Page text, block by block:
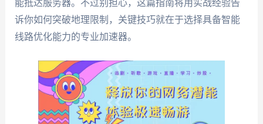
能抵达服务器。不过别担心，这篇指南将用实战经验告
诉你如何突破地理限制，关键技巧就在于选择具备智能
线路优化能力的专业加速器。